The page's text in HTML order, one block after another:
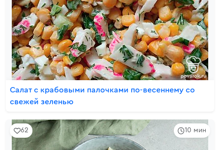
Салат с крабовыми палочками по-весеннему со
свежей зеленью
10 мин
62